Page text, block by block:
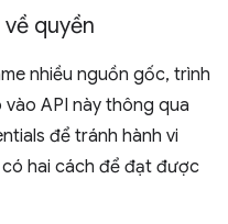
quyền
nhiều nguồn gốc, trình
API này thông qua
để tránh hành vi
hai cách để đạt được